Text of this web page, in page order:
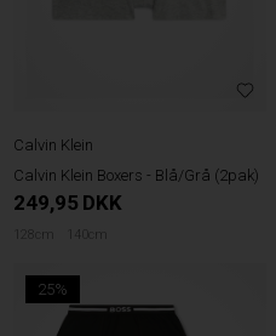
Calvin Klein
Calvin Klein Boxers - Blå/Grå (2pak)
249,95 DKK
128cm 140cm
25%